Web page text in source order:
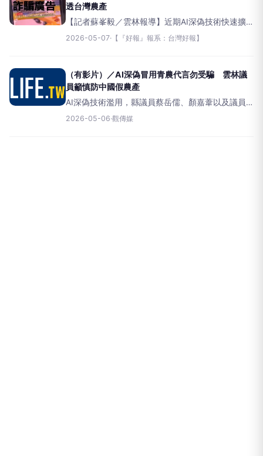
透台灣農產
【記者蘇峯毅／雲林報導】近期AI深偽技術快速擴
散，網路上出現大量疑似以人工智慧生成的假影像
農業界強烈
2026-05-07· 【『好報』報系：台灣好報】
（有影片）／AI深偽冒用青農代言勿受騙 雲林議
員籲慎防中國假農產
AI深偽技術濫用，縣議員蔡岳儒、顏嘉葦以及議員
參選人郭佩瑄、青農林煌智共同呼籲民眾提高警
2026-05-06·觀傳媒